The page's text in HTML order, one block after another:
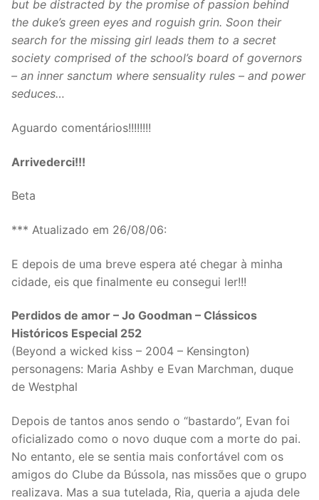
but be distracted by the promise of passion behind
the duke’s green eyes and roguish grin. Soon their
search for the missing girl leads them to a secret
society comprised of the school’s board of governors
– an inner sanctum where sensuality rules – and power
seduces…
Aguardo comentários!!!!!!!!
Arrivederci!!!
Beta
*** Atualizado em 26/08/06:
E depois de uma breve espera até chegar à minha
cidade, eis que finalmente eu consegui ler!!!
Perdidos de amor – Jo Goodman – Clássicos
Históricos Especial 252
(Beyond a wicked kiss – 2004 – Kensington)
personagens: Maria Ashby e Evan Marchman, duque
de Westphal
Depois de tantos anos sendo o “bastardo”, Evan foi
oficializado como o novo duque com a morte do pai.
No entanto, ele se sentia mais confortável com os
amigos do Clube da Bússola, nas missões que o grupo
realizava. Mas a sua tutelada, Ria, queria a ajuda dele